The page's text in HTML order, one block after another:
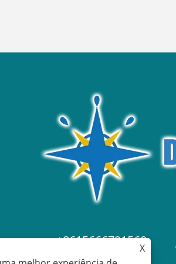
+8615666791560
X